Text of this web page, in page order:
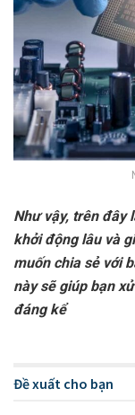
Như vậy, trên đây
khởi động lâu và
muốn chia sẻ với
này sẽ giúp bạn
đáng kể
Đề xuất cho bạn